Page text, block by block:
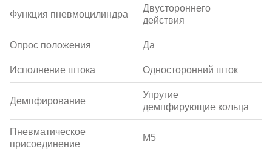
Функция пневмоцилиндра
Двустороннего
действия
Опрос положения Да
Исполнение штока Односторонний шток
Демпфирование
Упругие
демпфирующие кольца
Пневматическое
присоединение
M5